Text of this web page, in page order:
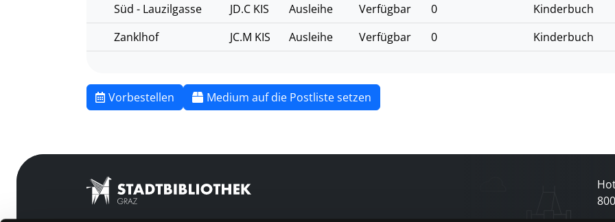
Süd - Lauzilgasse JD.C KIS Ausleihe Verfügbar 0
Kinderbuch
Zanklhof
JC.M KIS Ausleihe Verfügbar 0 Kinderbuch
Vorbestellen Medium auf die Postliste setzen
800